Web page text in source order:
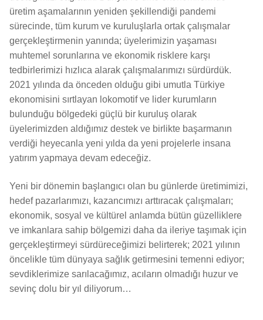
üretim aşamalarının yeniden şekillendiği pandemi
sürecinde, tüm kurum ve kuruluşlarla ortak çalışmalar
gerçekleştirmenin yanında; üyelerimizin yaşaması
muhtemel sorunlarına ve ekonomik risklere karşı
tedbirlerimizi hızlıca alarak çalışmalarımızı sürdürdük.
2021 yılında da önceden olduğu gibi umutla Türkiye
ekonomisini sırtlayan lokomotif ve lider kurumların
bulunduğu bölgedeki güçlü bir kuruluş olarak
üyelerimizden aldığımız destek ve birlikte başarmanın
verdiği heyecanla yeni yılda da yeni projelerle insana
yatırım yapmaya devam edeceğiz.
Yeni bir dönemin başlangıcı olan bu günlerde üretimimizi,
hedef pazarlarımızı, kazancımızı arttıracak çalışmaları;
ekonomik, sosyal ve kültürel anlamda bütün güzelliklere
ve imkanlara sahip bölgemizi daha da ileriye taşımak için
gerçekleştirmeyi sürdüreceğimizi belirterek; 2021 yılının
öncelikle tüm dünyaya sağlık getirmesini temenni ediyor;
sevdiklerimize sarılacağımız, acıların olmadığı huzur ve
sevinç dolu bir yıl diliyorum…